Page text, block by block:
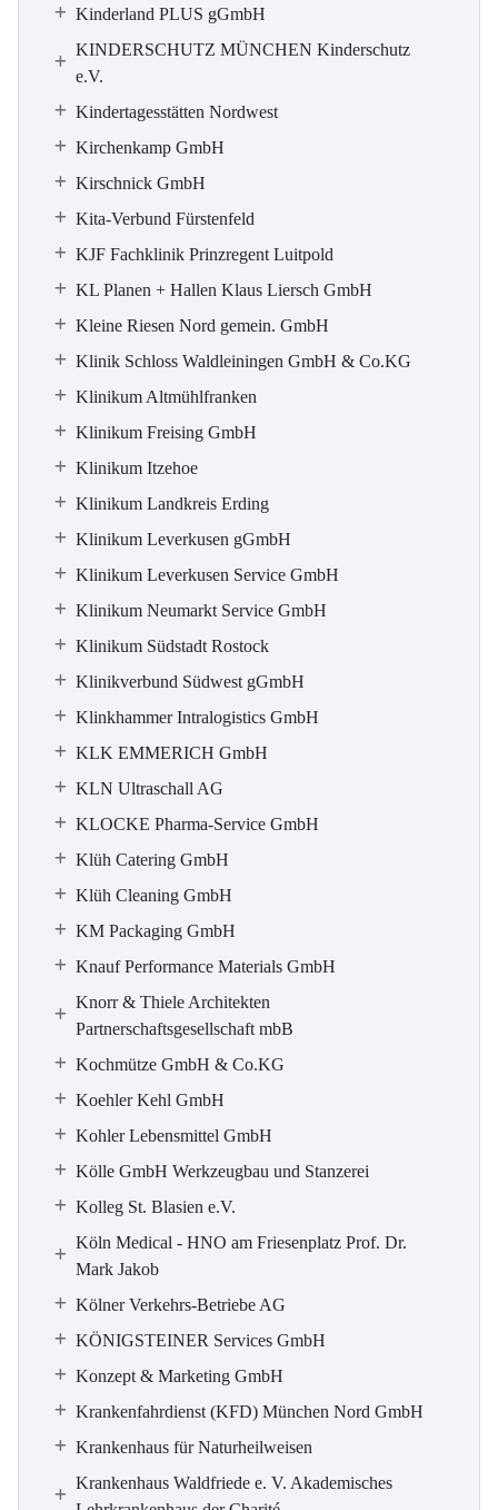
Kinderland PLUS gGmbH
KINDERSCHUTZ MÜNCHEN Kinderschutz
e.V.
Kindertagesstätten Nordwest
Kirchenkamp GmbH
Kirschnick GmbH
Kita-Verbund Fürstenfeld
KJF Fachklinik Prinzregent Luitpold
KL Planen + Hallen Klaus Liersch GmbH
Kleine Riesen Nord gemein. GmbH
Klinik Schloss Waldleiningen GmbH & Co.KG
Klinikum Altmühlfranken
Klinikum Freising GmbH
Klinikum Itzehoe
Klinikum Landkreis Erding
Klinikum Leverkusen gGmbH
Klinikum Leverkusen Service GmbH
Klinikum Neumarkt Service GmbH
Klinikum Südstadt Rostock
Klinikverbund Südwest gGmbH
Klinkhammer Intralogistics GmbH
KLK EMMERICH GmbH
KLN Ultraschall AG
KLOCKE Pharma-Service GmbH
Klüh Catering GmbH
Klüh Cleaning GmbH
KM Packaging GmbH
Knauf Performance Materials GmbH
Knorr & Thiele Architekten
Partnerschaftsgesellschaft mbB
Kochmütze GmbH & Co.KG
Koehler Kehl GmbH
Kohler Lebensmittel GmbH
Kölle GmbH Werkzeugbau und Stanzerei
Kolleg St. Blasien e.V.
Köln Medical - HNO am Friesenplatz Prof. Dr.
Mark Jakob
Kölner Verkehrs-Betriebe AG
KÖNIGSTEINER Services GmbH
Konzept & Marketing GmbH
Krankenfahrdienst (KFD) München Nord GmbH
Krankenhaus für Naturheilweisen
Krankenhaus Waldfriede e. V. Akademisches